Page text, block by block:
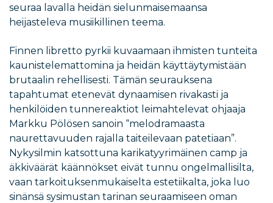
seuraa lavalla heidän sielunmaisemaansa
heijasteleva musiikillinen teema.
Finnen libretto pyrkii kuvaamaan ihmisten tunteita
kaunistelemattomina ja heidän käyttäytymistään
brutaalin rehellisesti. Tämän seurauksena
tapahtumat etenevät dynaamisen rivakasti ja
henkilöiden tunnereaktiot leimahtelevat ohjaaja
Markku Pölösen sanoin “melodramaasta
naurettavuuden rajalla taiteilevaan patetiaan”.
Nykysilmin katsottuna karikatyyrimäinen camp ja
äkkiväärät käännökset eivät tunnu ongelmallisilta,
vaan tarkoituksenmukaiselta estetiikalta, joka luo
sinänsä sysimustan tarinan seuraamiseen oman